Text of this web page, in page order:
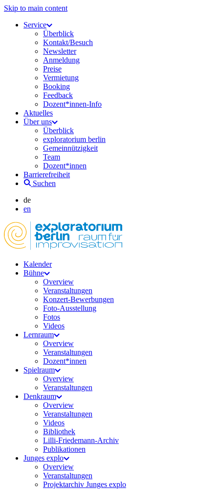
Skip to main content
Service
Überblick
Kontakt/Besuch
Newsletter
Anmeldung
Preise
Vermietung
Booking
Feedback
Dozent*innen-Info
Aktuelles
Über uns
Überblick
exploratorium berlin
Gemeinnützigkeit
Team
Dozent*innen
Barrierefreiheit
Suchen
de
en
Kalender
Bühne
Overview
Veranstaltungen
Konzert-Bewerbungen
Foto-Ausstellung
Fotos
Videos
Lernraum
Overview
Veranstaltungen
Dozent*innen
Spielraum
Overview
Veranstaltungen
Denkraum
Overview
Veranstaltungen
Videos
Bibliothek
Lilli-Friedemann-Archiv
Publikationen
Junges explo
Overview
Veranstaltungen
Projektarchiv Junges explo